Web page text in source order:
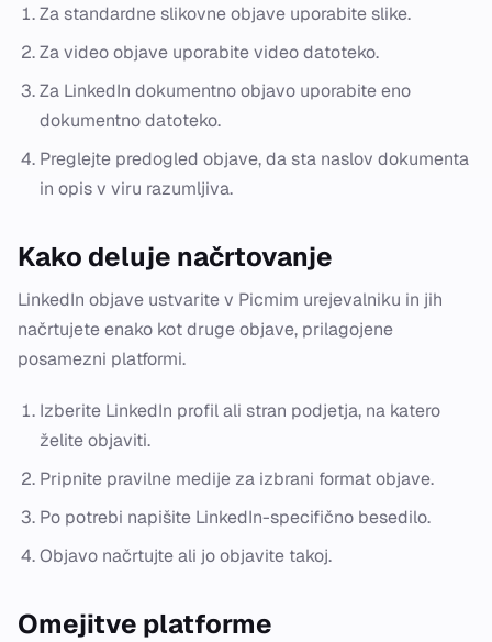
Za standardne slikovne objave uporabite slike.
Za video objave uporabite video datoteko.
Za LinkedIn dokumentno objavo uporabite eno
dokumentno datoteko.
Preglejte predogled objave, da sta naslov dokumenta
in opis v viru razumljiva.
Kako deluje načrtovanje
LinkedIn objave ustvarite v Picmim urejevalniku in jih
načrtujete enako kot druge objave, prilagojene
posamezni platformi.
Izberite LinkedIn profil ali stran podjetja, na katero
želite objaviti.
Pripnite pravilne medije za izbrani format objave.
Po potrebi napišite LinkedIn-specifično besedilo.
Objavo načrtujte ali jo objavite takoj.
Omejitve platforme